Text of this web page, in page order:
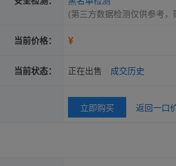
(第三方数据检测仅供参考
当前价格： ¥
当前状态： 正在出售 成交历史
立即购买 返回一口